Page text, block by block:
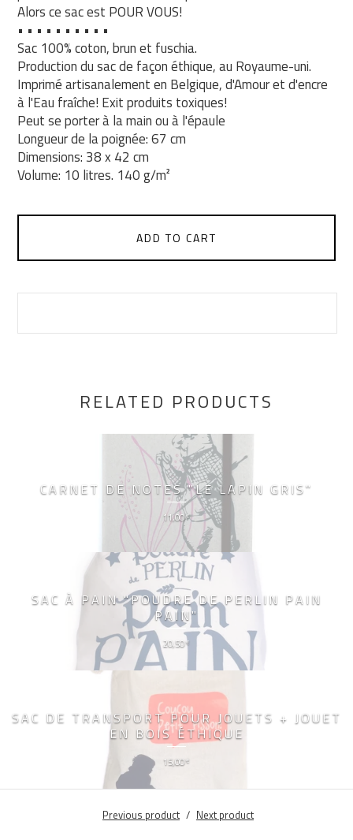
Alors ce sac est POUR VOUS!
• • • • • • • • • •
Sac 100% coton, brun et fuschia.
Production du sac de façon éthique, au Royaume-uni.
Imprimé artisanalement en Belgique, d'Amour et d'encre
à l'Eau fraîche! Exit produits toxiques!
Peut se porter à la main ou à l'épaule
Longueur de la poignée: 67 cm
Dimensions: 38 x 42 cm
Volume: 10 litres. 140 g/m²
ADD TO CART
RELATED PRODUCTS
CARNET DE NOTES "LE LAPIN GRIS"
11,00€
SAC À PAIN "POUDRE DE PERLIN PAIN
PAIN"
20,50€
SAC DE TRANSPORT POUR JOUETS + JOUET
EN BOIS ÉTHIQUE
15,00€
Previous product Next product